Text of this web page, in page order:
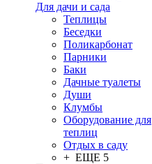
Для дачи и сада
Теплицы
Беседки
Поликарбонат
Парники
Баки
Дачные туалеты
Души
Клумбы
Оборудование для
теплиц
Отдых в саду
+ ЕЩЕ 5